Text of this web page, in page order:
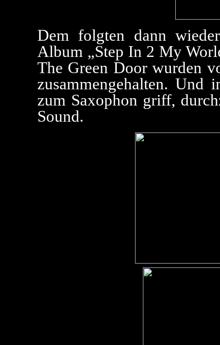
Dem folgten dann
Album „Step In 2 My
The Green Door wurden
zusammengehalten.
zum Saxophon griff,
Sound.